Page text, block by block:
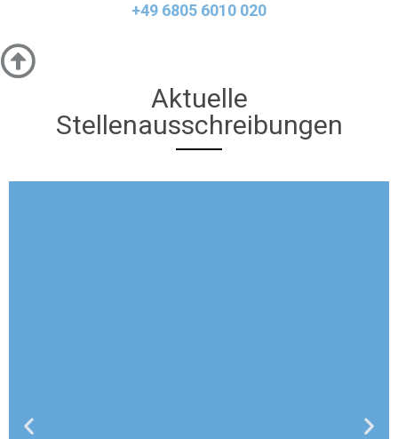
+49 6805 6010 020
Aktuelle
Stellenausschreibungen